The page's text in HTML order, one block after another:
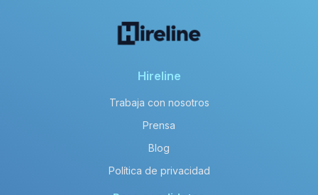
Hireline
Trabaja con nosotros
Prensa
Blog
Política de privacidad